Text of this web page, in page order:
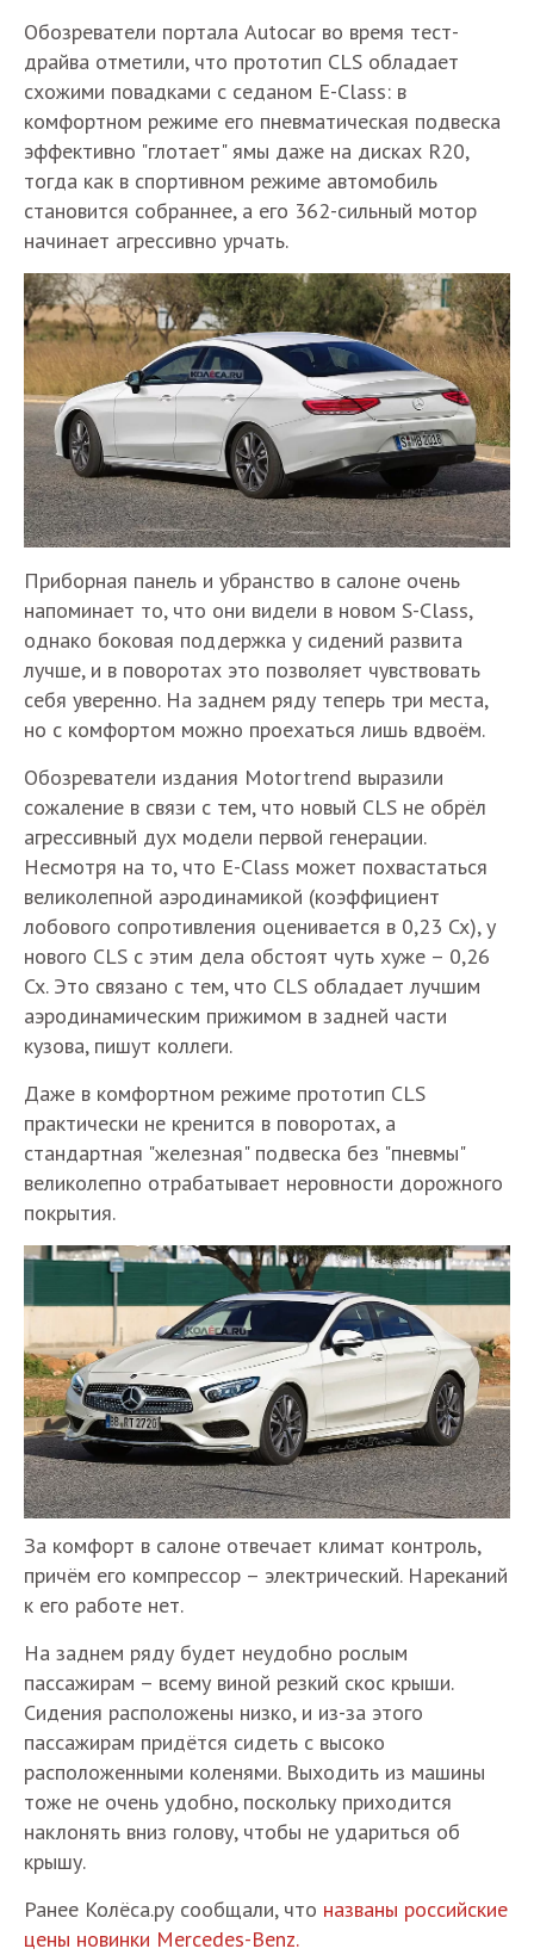
Обозреватели портала Autocar во время тест-
драйва отметили, что прототип CLS обладает
схожими повадками с седаном E-Class: в
комфортном режиме его пневматическая подвеска
эффективно "глотает" ямы даже на дисках R20,
тогда как в спортивном режиме автомобиль
становится собраннее, а его 362-сильный мотор
начинает агрессивно урчать.
Приборная панель и убранство в салоне очень
напоминает то, что они видели в новом S-Class,
однако боковая поддержка у сидений развита
лучше, и в поворотах это позволяет чувствовать
себя уверенно. На заднем ряду теперь три места,
но с комфортом можно проехаться лишь вдвоём.
Обозреватели издания Motortrend выразили
сожаление в связи с тем, что новый CLS не обрёл
агрессивный дух модели первой генерации.
Несмотря на то, что E-Class может похвастаться
великолепной аэродинамикой (коэффициент
лобового сопротивления оценивается в 0,23 Cx), у
нового CLS с этим дела обстоят чуть хуже – 0,26
Cx. Это связано с тем, что CLS обладает лучшим
аэродинамическим прижимом в задней части
кузова, пишут коллеги.
Даже в комфортном режиме прототип CLS
практически не кренится в поворотах, а
стандартная "железная" подвеска без "пневмы"
великолепно отрабатывает неровности дорожного
покрытия.
За комфорт в салоне отвечает климат контроль,
причём его компрессор – электрический. Нареканий
к его работе нет.
На заднем ряду будет неудобно рослым
пассажирам – всему виной резкий скос крыши.
Сидения расположены низко, и из-за этого
пассажирам придётся сидеть с высоко
расположенными коленями. Выходить из машины
тоже не очень удобно, поскольку приходится
наклонять вниз голову, чтобы не удариться об
крышу.
Ранее Колёса.ру сообщали, что названы российские
цены новинки Mercedes-Benz.